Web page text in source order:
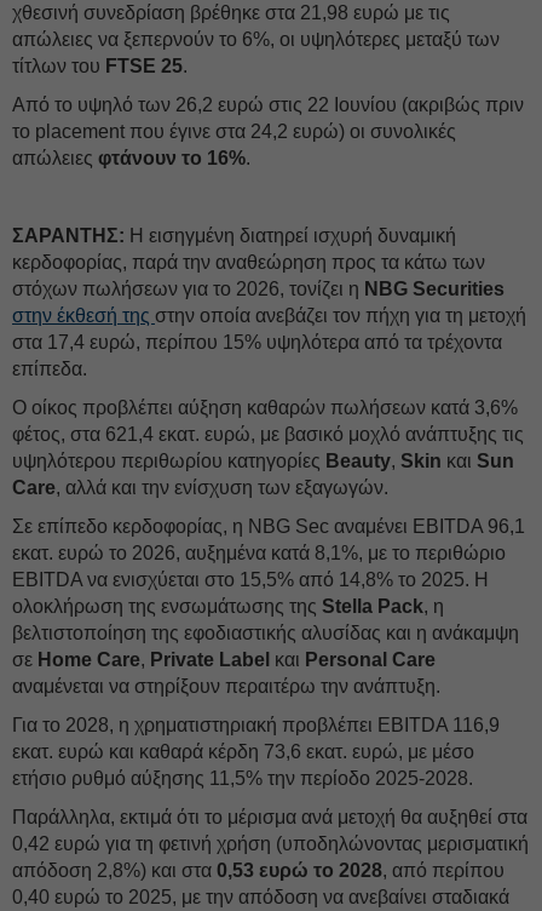
χθεσινή συνεδρίαση βρέθηκε στα 21,98 ευρώ με τις
απώλειες να ξεπερνούν το 6%, οι υψηλότερες μεταξύ των
τίτλων του FTSE 25.
Από το υψηλό των 26,2 ευρώ στις 22 Ιουνίου (ακριβώς πριν
το placement που έγινε στα 24,2 ευρώ) οι συνολικές
απώλειες φτάνουν το 16%.
ΣΑΡΑΝΤΗΣ: Η εισηγμένη διατηρεί ισχυρή δυναμική
κερδοφορίας, παρά την αναθεώρηση προς τα κάτω των
στόχων πωλήσεων για το 2026, τονίζει η NBG Securities
στην έκθεσή της στην οποία ανεβάζει τον πήχη για τη μετοχή
στα 17,4 ευρώ, περίπου 15% υψηλότερα από τα τρέχοντα
επίπεδα.
Ο οίκος προβλέπει αύξηση καθαρών πωλήσεων κατά 3,6%
φέτος, στα 621,4 εκατ. ευρώ, με βασικό μοχλό ανάπτυξης τις
υψηλότερου περιθωρίου κατηγορίες Beauty, Skin και Sun
Care, αλλά και την ενίσχυση των εξαγωγών.
Σε επίπεδο κερδοφορίας, η NBG Sec αναμένει EBITDA 96,1
εκατ. ευρώ το 2026, αυξημένα κατά 8,1%, με το περιθώριο
EBITDA να ενισχύεται στο 15,5% από 14,8% το 2025. Η
ολοκλήρωση της ενσωμάτωσης της Stella Pack, η
βελτιστοποίηση της εφοδιαστικής αλυσίδας και η ανάκαμψη
σε Home Care, Private Label και Personal Care
αναμένεται να στηρίξουν περαιτέρω την ανάπτυξη.
Για το 2028, η χρηματιστηριακή προβλέπει EBITDA 116,9
εκατ. ευρώ και καθαρά κέρδη 73,6 εκατ. ευρώ, με μέσο
ετήσιο ρυθμό αύξησης 11,5% την περίοδο 2025-2028.
Παράλληλα, εκτιμά ότι το μέρισμα ανά μετοχή θα αυξηθεί στα
0,42 ευρώ για τη φετινή χρήση (υποδηλώνοντας μερισματική
απόδοση 2,8%) και στα 0,53 ευρώ το 2028, από περίπου
0,40 ευρώ το 2025, με την απόδοση να ανεβαίνει σταδιακά